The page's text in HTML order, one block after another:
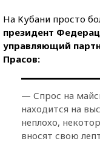
На Кубани просто
президент
управляющий
Прасов:
— Спрос на
находится на
неплохо,
вносят свою